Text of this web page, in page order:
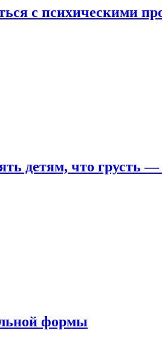
с психическими
детям, что грусть —
формы